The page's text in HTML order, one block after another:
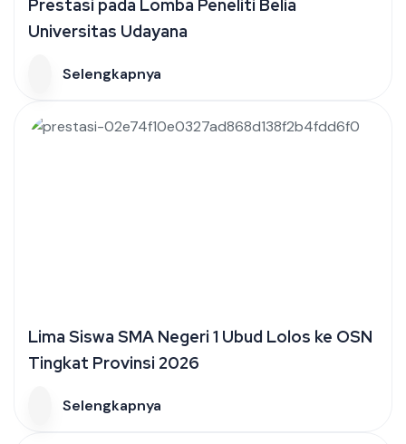
Prestasi pada Lomba Peneliti Belia
Universitas Udayana
Selengkapnya
Lima Siswa SMA Negeri 1 Ubud Lolos ke OSN
Tingkat Provinsi 2026
Selengkapnya